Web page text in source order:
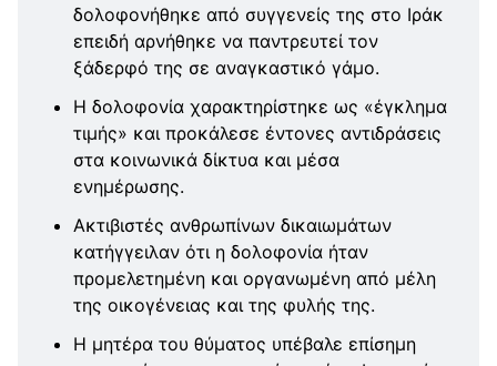
δολοφονήθηκε από συγγενείς της στο Ιράκ
επειδή αρνήθηκε να παντρευτεί τον
ξάδερφό της σε αναγκαστικό γάμο.
Η δολοφονία χαρακτηρίστηκε ως «έγκλημα
τιμής» και προκάλεσε έντονες αντιδράσεις
στα κοινωνικά δίκτυα και μέσα
ενημέρωσης.
Ακτιβιστές ανθρωπίνων δικαιωμάτων
κατήγγειλαν ότι η δολοφονία ήταν
προμελετημένη και οργανωμένη από μέλη
της οικογένειας και της φυλής της.
Η μητέρα του θύματος υπέβαλε επίσημη